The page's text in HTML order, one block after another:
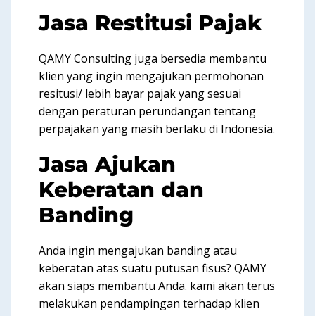
Jasa Restitusi Pajak
QAMY Consulting juga bersedia membantu
klien yang ingin mengajukan permohonan
resitusi/ lebih bayar pajak yang sesuai
dengan peraturan perundangan tentang
perpajakan yang masih berlaku di Indonesia.
Jasa Ajukan
Keberatan dan
Banding
Anda ingin mengajukan banding atau
keberatan atas suatu putusan fisus? QAMY
akan siaps membantu Anda. kami akan terus
melakukan pendampingan terhadap klien